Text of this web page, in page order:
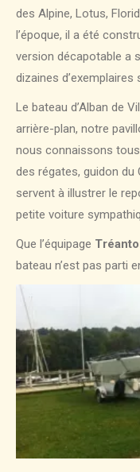
des Alpine, Lotus,
l’époque, il a été
version décapotable a
dizaines d’exemplaires
Le bateau d’Alban de
arrière-plan, notre
nous connaissons
des régates, guidon
servent à illustrer le
petite voiture
Que l’équipage
bateau n’est pas parti